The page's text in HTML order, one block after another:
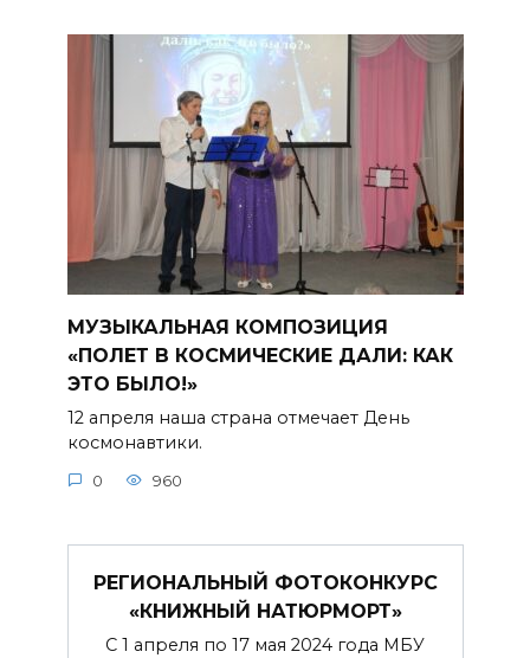
МУЗЫКАЛЬНАЯ КОМПОЗИЦИЯ
«ПОЛЕТ В КОСМИЧЕСКИЕ ДАЛИ: КАК
ЭТО БЫЛО!»
12 апреля наша страна отмечает День
космонавтики.
0 960
РЕГИОНАЛЬНЫЙ ФОТОКОНКУРС
«КНИЖНЫЙ НАТЮРМОРТ»
С 1 апреля по 17 мая 2024 года МБУ